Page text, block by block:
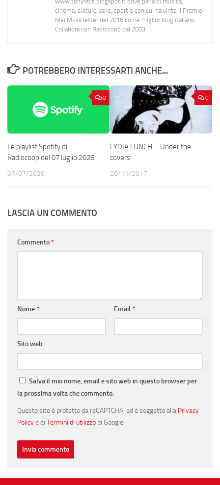
cinema, culture varie, sport e con cui ha vinto il Premio
Mei Musicletter del 2016 come miglior blog italiano.
Collabora con Radiocoop dal 2003.
POTREBBERO INTERESSARTI ANCHE...
0
Le playlist Spotify di
Radiocoop del 07 luglio 2026
07/07/2026
0
LYDIA LUNCH – Under the
covers
20/11/2017
LASCIA UN COMMENTO
Commento*
Nome* Email *
Sito web
Salva il mio nome, email e sito web in questo browser per
la prossima volta che commento.
Questo sito è protetto da reCAPTCHA, ed è soggetto alla Privacy
Policye ai Termini di utilizzodi Google.